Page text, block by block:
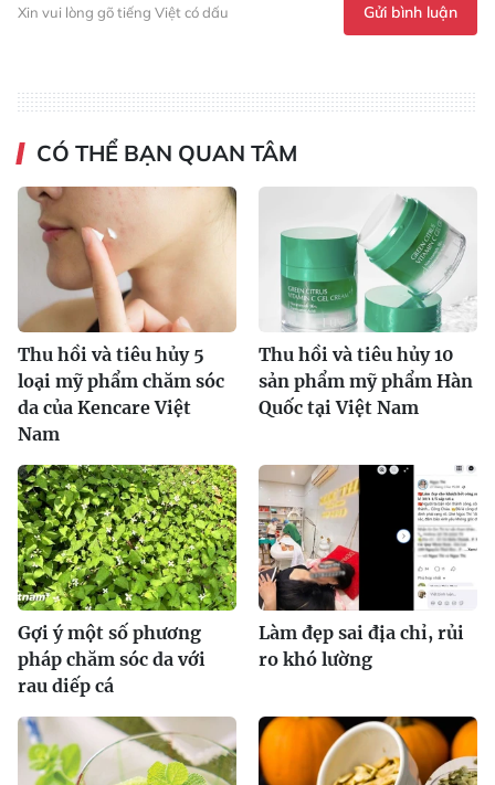
Xin vui lòng gõ tiếng Việt có dấu Gửi bình luận
CÓ THỂ BẠN QUAN TÂM
Thu hồi và tiêu hủy 5
loại mỹ phẩm chăm sóc
da của Kencare Việt
Nam
Thu hồi và tiêu hủy 10
sản phẩm mỹ phẩm Hàn
Quốc tại Việt Nam
Gợi ý một số phương
pháp chăm sóc da với
rau diếp cá
Làm đẹp sai địa chỉ, rủi
ro khó lường